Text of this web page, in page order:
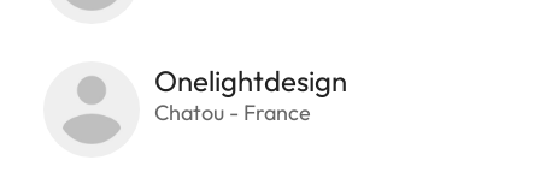
Onelightdesign
Chatou - France